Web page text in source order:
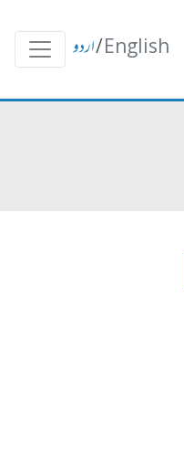
English
/اردو